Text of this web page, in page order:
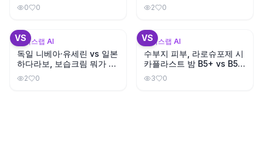
0 0 2 0
VS
뷰틱스랩 AI
독일 니베아·유세린 vs 일본
하다라보, 보습크림 뭐가 좋
을까?
2 0
VS
뷰틱스랩 AI
수부지 피부, 라로슈포제 시
카플라스트 밤 B5+ vs B5
뭐가 다를까?
3 0